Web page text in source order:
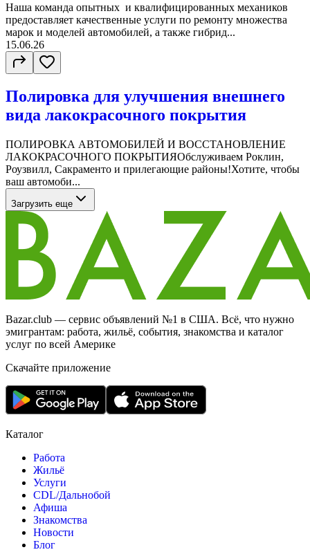
Наша команда опытных и квалифицированных механиков
предоставляет качественные услуги по ремонту множества
марок и моделей автомобилей, а также гибрид...
15.06.26
Полировка для улучшения внешнего
вида лакокрасочного покрытия
ПОЛИРОВКА АВТОМОБИЛЕЙ И ВОССТАНОВЛЕНИЕ
ЛАКОКРАСОЧНОГО ПОКРЫТИЯОбслуживаем Роклин,
Роузвилл, Сакраменто и прилегающие районы!Хотите, чтобы
ваш автомоби...
Загрузить еще
Bazar.club — сервис объявлений №1 в США. Всё, что нужно
эмигрантам: работа, жильё, события, знакомства и каталог
услуг по всей Америке
Скачайте приложение
Каталог
Работа
Жильё
Услуги
CDL/Дальнобой
Афиша
Знакомства
Новости
Блог